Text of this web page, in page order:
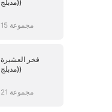
(مدبلج)
15 مجموعة
فخر العشيرة
(مدبلج)
21 مجموعة